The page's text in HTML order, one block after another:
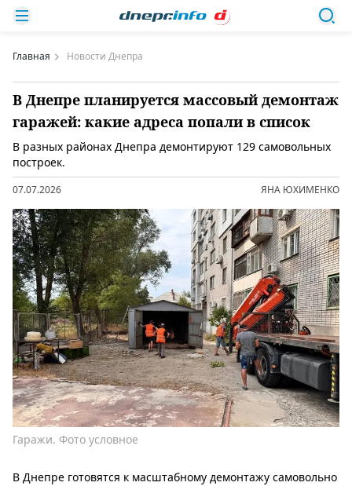
Главная Новости Днепра
В Днепре планируется массовый демонтаж
гаражей: какие адреса попали в список
В разных районах Днепра демонтируют 129 самовольных
построек.
07.07.2026 ЯНА ЮХИМЕНКО
Гаражи. Фото условное
В Днепре готовятся к масштабному демонтажу самовольно